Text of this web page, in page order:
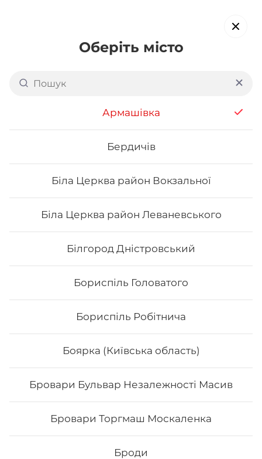
Оберіть місто
Армашівка
Бердичів
Біла Церква район Вокзальної
Біла Церква район Леваневського
Білгород Дністровський
Бориспіль Головатого
Бориспіль Робітнича
Боярка (Київська область)
Бровари Бульвар Незалежності Масив
Бровари Торгмаш Москаленка
Броди
Доставка суші в
обирайте страви, які вам подобаються про все інше ми
подбаємо
Акція тижня Сети Роли від шефа
Макі
Макі з копченим лососем
Вага: 120 г Склад: норі, рис, х/к